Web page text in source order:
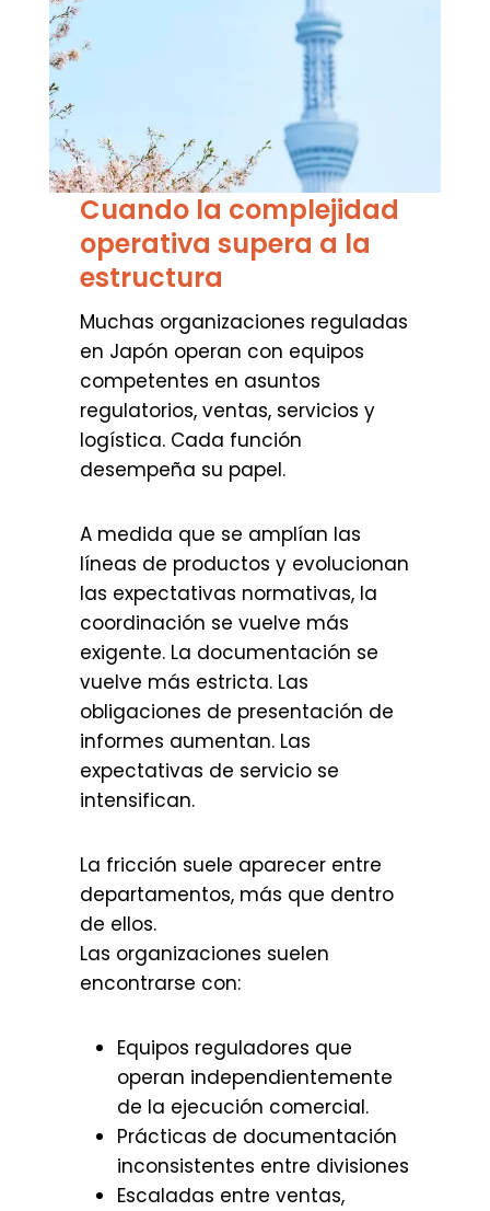
Cuando la complejidad
operativa supera a la
estructura
Muchas organizaciones reguladas
en Japón operan con equipos
competentes en asuntos
regulatorios, ventas, servicios y
logística. Cada función
desempeña su papel.
A medida que se amplían las
líneas de productos y evolucionan
las expectativas normativas, la
coordinación se vuelve más
exigente. La documentación se
vuelve más estricta. Las
obligaciones de presentación de
informes aumentan. Las
expectativas de servicio se
intensifican.
La fricción suele aparecer entre
departamentos, más que dentro
de ellos.
Las organizaciones suelen
encontrarse con:
Equipos reguladores que
operan independientemente
de la ejecución comercial.
Prácticas de documentación
inconsistentes entre divisiones
Escaladas entre ventas,